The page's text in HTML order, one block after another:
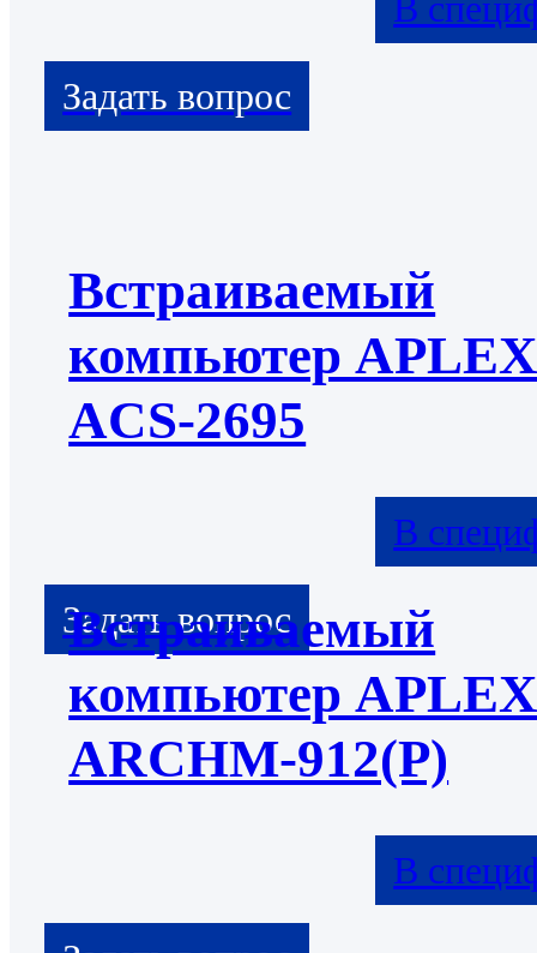
Встраиваемый
компьютер
ACS-2695
В
Встраиваемый
компьютер
ARCHM-912(P)
В